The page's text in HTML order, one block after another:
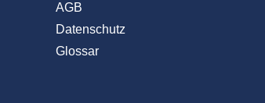
AGB
Datenschutz
Glossar